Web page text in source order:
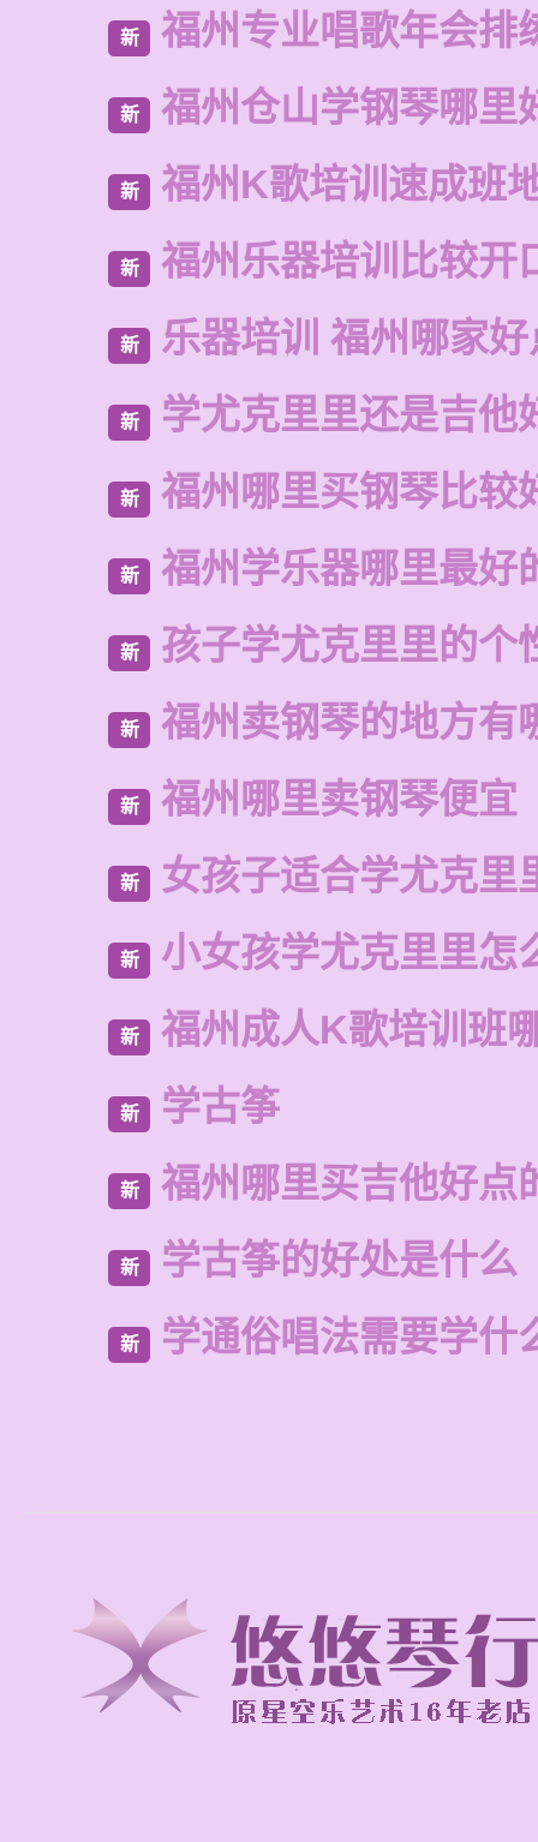
新 福州专业唱歌年会排
新 福州仓山学钢琴哪里
新 福州K歌培训速成班
新 福州乐器培训比较开
新 乐器培训 福州哪家
新 学尤克里里还是吉他
新 福州哪里买钢琴比较
新 福州学乐器哪里最好
新 孩子学尤克里里的个
新 福州卖钢琴的地方有
新 福州哪里卖钢琴便宜
新 女孩子适合学尤克里
新 小女孩学尤克里里怎
新 福州成人K歌培训班
新 学古筝
新 福州哪里买吉他好点
新 学古筝的好处是什么
新 学通俗唱法需要学什